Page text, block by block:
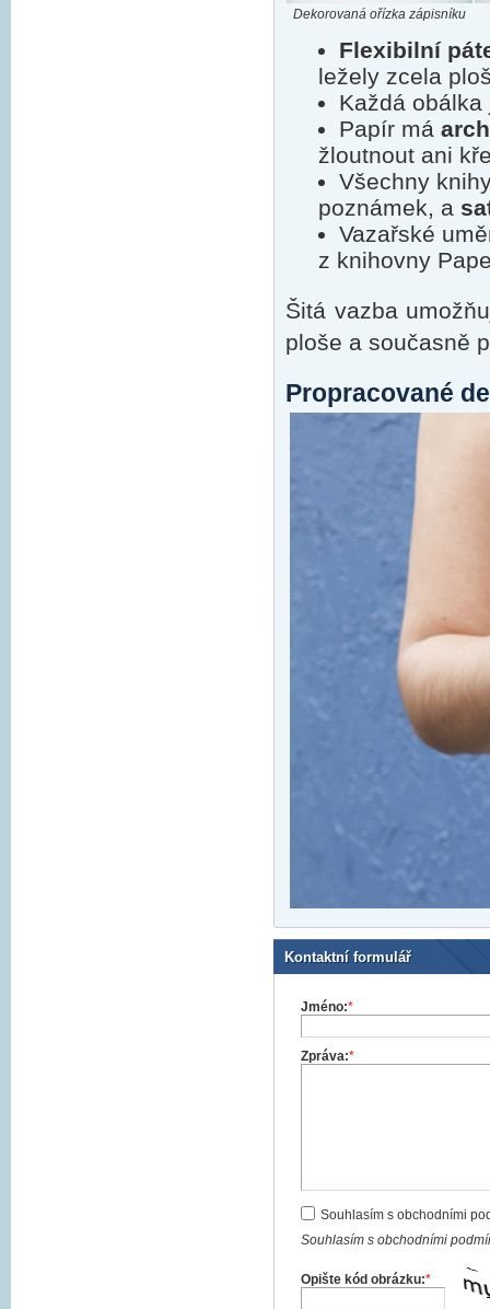
Dekorovaná ořízka zápisníku
Flexibilní
ležely zcela
Každá
Papír má
žloutnout ani
Všechny
poznámek, a
Vazařské
z knihovny
Šitá vazba
ploše a současně
Propracované
Kontaktní formulář
Jméno:*
Zpráva:*
Souhlasím s obchodními
Souhlasím s obchodními
Opište kód obrázku:*